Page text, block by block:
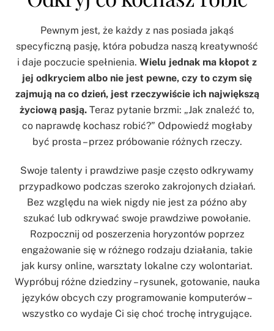
Pewnym jest, że każdy z nas posiada jakąś
specyficzną pasję, która pobudza naszą kreatywność
i daje poczucie spełnienia. Wielu jednak ma kłopot z
jej odkryciem albo nie jest pewne, czy to czym się
zajmują na co dzień, jest rzeczywiście ich największą
życiową pasją. Teraz pytanie brzmi: „Jak znaleźć to,
co naprawdę kochasz robić?” Odpowiedź mogłaby
być prosta – przez próbowanie różnych rzeczy.
Swoje talenty i prawdziwe pasje często odkrywamy
przypadkowo podczas szeroko zakrojonych działań.
Bez względu na wiek nigdy nie jest za późno aby
szukać lub odkrywać swoje prawdziwe powołanie.
Rozpocznij od poszerzenia horyzontów poprzez
engażowanie się w różnego rodzaju działania, takie
jak kursy online, warsztaty lokalne czy wolontariat.
Wypróbuj różne dziedziny – rysunek, gotowanie, nauka
języków obcych czy programowanie komputerów –
wszystko co wydaje Ci się choć trochę intrygujące.